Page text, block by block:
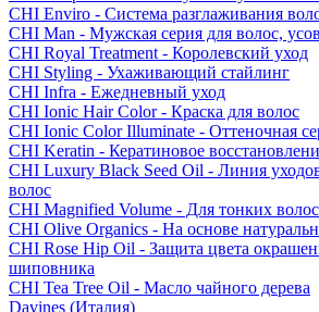
CHI Enviro - Система разглаживания
CHI Man - Мужская серия для волос,
CHI Royal Treatment - Королевский уход
CHI Styling - Ухаживающий стайлинг
CHI Infra - Ежедневный уход
CHI Ionic Hair Color - Краска для волос
CHI Ionic Color Illuminate - Оттеночная
CHI Keratin - Кератиновое
CHI Luxury Black Seed Oil - Линия
волос
CHI Magnified Volume - Для тонких волос
CHI Olive Organics - На основе
CHI Rose Hip Oil - Защита цвета
шиповника
CHI Tea Tree Oil - Масло чайного дерева
Davines (Италия)